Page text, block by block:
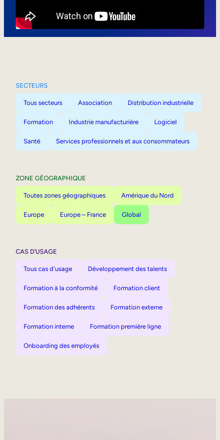
SECTEURS
Tous secteurs Association Distribution industrielle
Formation Industrie manufacturière Logiciel
Santé Services professionnels et aux consommateurs
ZONE GÉOGRAPHIQUE
Toutes zones géographiques Amérique du Nord
Europe Europe – France Global
CAS D’USAGE
Tous cas d'usage Développement des talents
Formation à la conformité Formation client
Formation des adhérents Formation externe
Formation interne Formation première ligne
Onboarding des employés